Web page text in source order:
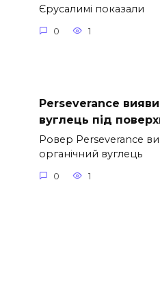
Єрусалимі показали
0 1
Perseverance
вуглець під
Ровер Perseverance
органічний вуглець
0 1